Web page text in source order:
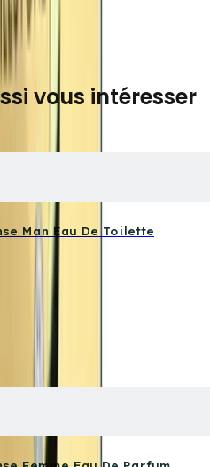
vous intéresser
Man Eau De Toilette